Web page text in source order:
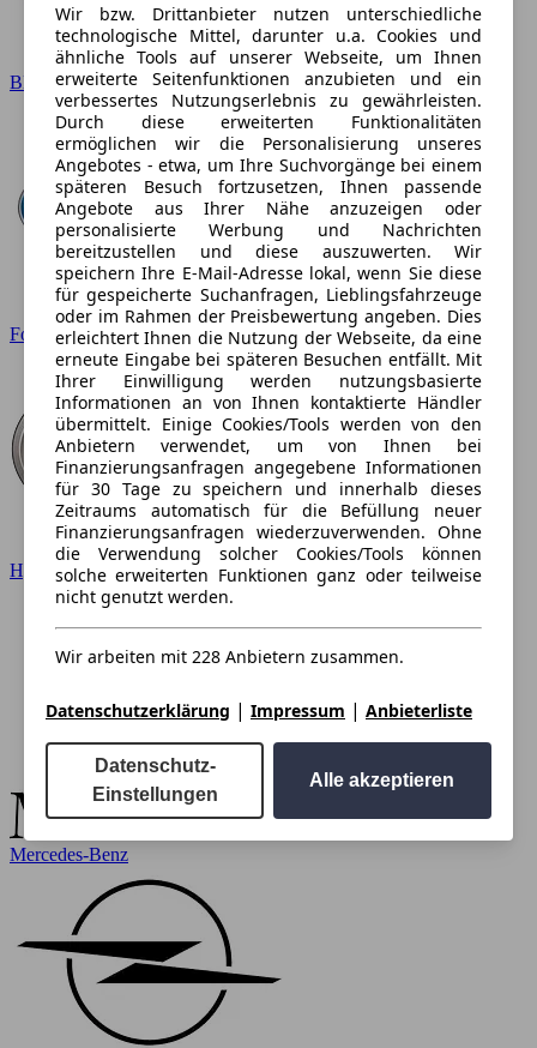
BMW
Ford
Hyundai
Mercedes-Benz
Wir bzw. Drittanbieter nutzen unterschiedliche
technologische Mittel, darunter u.a. Cookies und
ähnliche Tools auf unserer Webseite, um Ihnen
erweiterte Seitenfunktionen anzubieten und ein
verbessertes Nutzungserlebnis zu gewährleisten.
Durch diese erweiterten Funktionalitäten
ermöglichen wir die Personalisierung unseres
Angebotes - etwa, um Ihre Suchvorgänge bei einem
späteren Besuch fortzusetzen, Ihnen passende
Angebote aus Ihrer Nähe anzuzeigen oder
personalisierte Werbung und Nachrichten
bereitzustellen und diese auszuwerten. Wir
speichern Ihre E-Mail-Adresse lokal, wenn Sie diese
für gespeicherte Suchanfragen, Lieblingsfahrzeuge
oder im Rahmen der Preisbewertung angeben. Dies
erleichtert Ihnen die Nutzung der Webseite, da eine
erneute Eingabe bei späteren Besuchen entfällt. Mit
Ihrer Einwilligung werden nutzungsbasierte
Informationen an von Ihnen kontaktierte Händler
übermittelt. Einige Cookies/Tools werden von den
Anbietern verwendet, um von Ihnen bei
Finanzierungsanfragen angegebene Informationen
für 30 Tage zu speichern und innerhalb dieses
Zeitraums automatisch für die Befüllung neuer
Finanzierungsanfragen wiederzuverwenden. Ohne
die Verwendung solcher Cookies/Tools können
solche erweiterten Funktionen ganz oder teilweise
nicht genutzt werden.
Wir arbeiten mit 228 Anbietern zusammen.
Datenschutzerklärung | Impressum | Anbieterliste
Datenschutz-
Einstellungen
Alle akzeptieren